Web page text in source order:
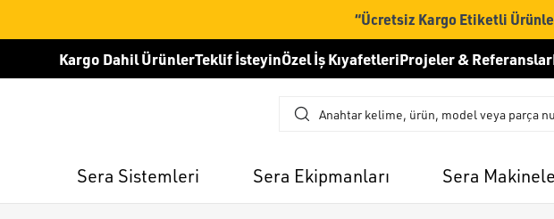
“Ücretsiz Kargo Etiketli
Kargo Dahil ÜrünlerTeklif İsteyinÖzel İş KıyafetleriProjeler & Referanslar
Sera Sistemleri Sera Ekipmanları Sera